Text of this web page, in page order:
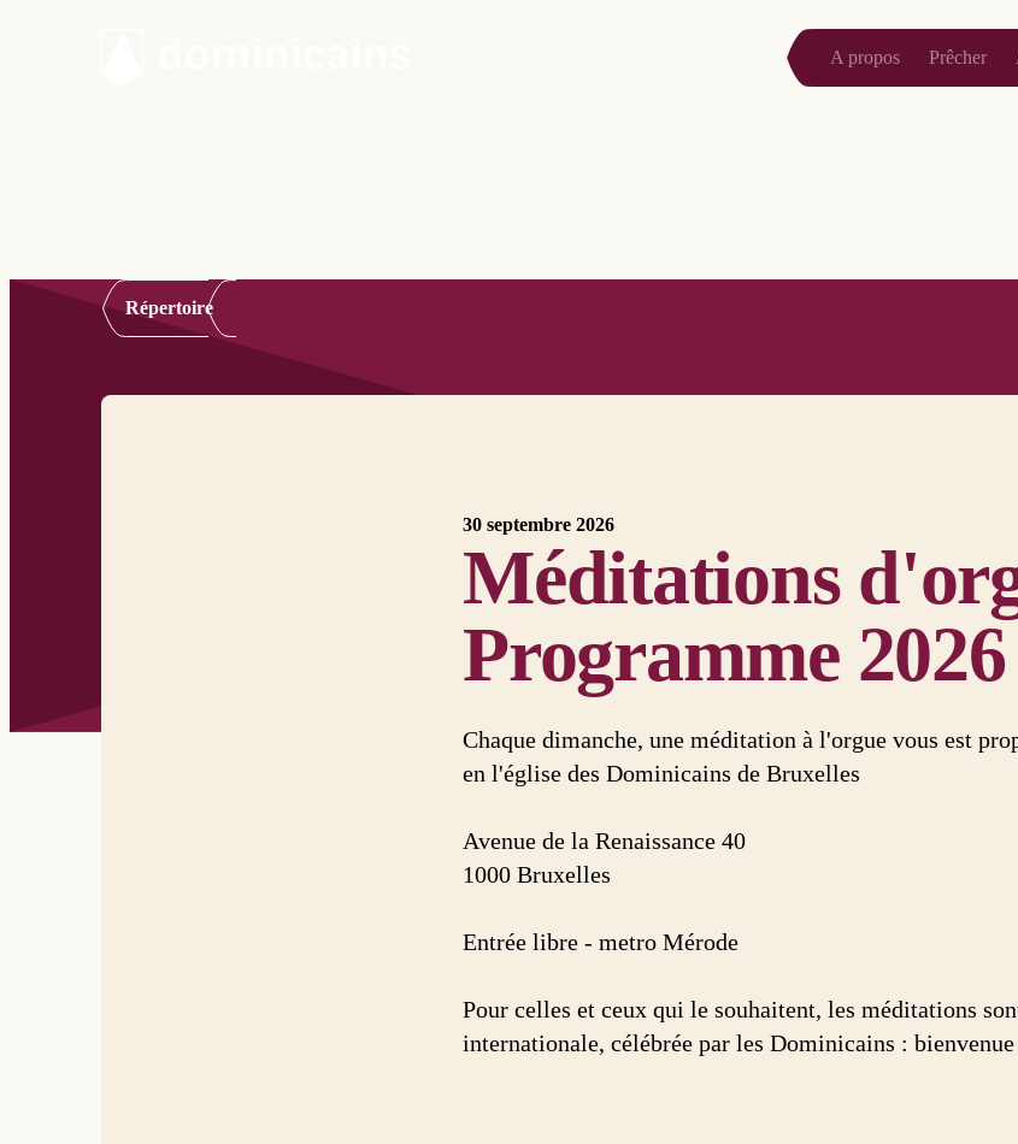
A propos Prêcher
Répertoire
30 septembre 2026
Méditations
Programme 2026
Chaque dimanche, une méditation à l'orgue vous est
en l'église des Dominicains de Bruxelles
Avenue de la Renaissance 40
1000 Bruxelles
Entrée libre - metro Mérode
Pour celles et ceux qui le souhaitent, les méditations
internationale, célébrée par les Dominicains : bienvenue